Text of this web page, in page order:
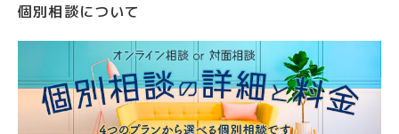
個別相談について